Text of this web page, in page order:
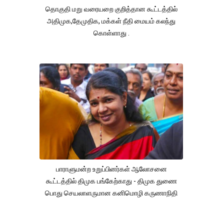
தொகுதி மறு வரையறை குறித்தான கூட்டத்தில்
அதிமுக,தேமுதிக, மக்கள் நீதி மையம் கலந்து
கொள்ளாது .
பாராளுமன்ற உறுப்பினர்கள் ஆலோசனை
கூட்டத்தில் திமுக பங்கேற்காது - திமுக துணை
பொது செயலாளருமான கனிமொழி கருணாநிதி